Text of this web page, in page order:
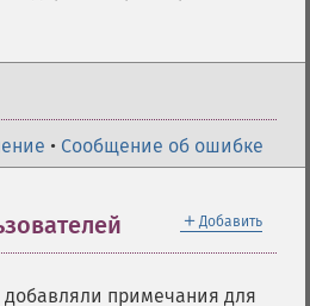
• Сообщение об ошибке
＋ Добавить
примечания для